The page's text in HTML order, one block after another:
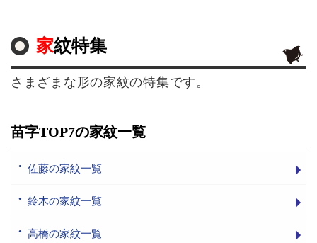
家紋特集
さまざまな形の家紋の特集です。
苗字TOP7の家紋一覧
佐藤の家紋一覧
鈴木の家紋一覧
高橋の家紋一覧